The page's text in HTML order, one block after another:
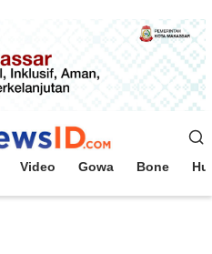
Video Gowa Bone